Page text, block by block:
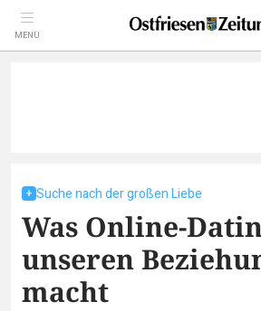
MENÜ
Suche nach der großen Liebe
Was Online-
unseren
macht